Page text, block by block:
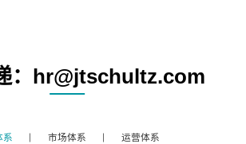
：hr@jtschultz.com
系 市场体系 运营体系